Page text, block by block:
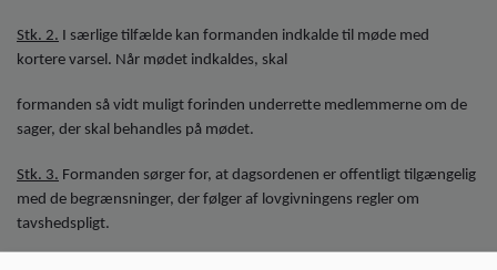
Stk. 2. I særlige tilfælde kan formanden indkalde til møde med
kortere varsel. Når mødet indkaldes, skal
formanden så vidt muligt forinden underrette medlemmerne om de
sager, der skal behandles på mødet.
Stk. 3. Formanden sørger for, at dagsordenen er offentligt tilgængelig
med de begrænsninger, der følger af lovgivningens regler om
tavshedspligt.